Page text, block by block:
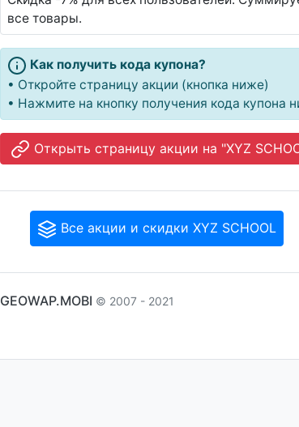
все товары.
Как получить кода купона?
• Откройте страницу акции (кнопка ниже)
• Нажмите на кнопку получения кода купона
Открыть страницу акции на "XYZ
Все акции и скидки XYZ SCHOOL
GEOWAP.MOBI © 2007 - 2021